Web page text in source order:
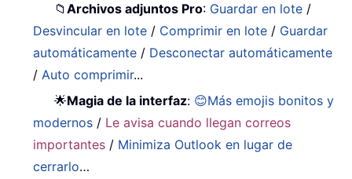
📁Archivos adjuntos Pro: Guardar en lote /
Desvincular en lote / Comprimir en lote / Guardar
automáticamente / Desconectar automáticamente
/Auto comprimir...
🌟Magia de la interfaz: 😊Más emojis bonitos y
modernos / Le avisa cuando llegan correos
importantes / Minimiza Outlook en lugar de
cerrarlo…